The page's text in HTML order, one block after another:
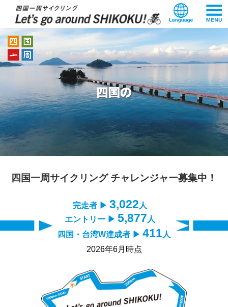
ス
キ
プ
四国一周サイクリング チャレンジャー募集中！
完走者 ▶ 3,022 人
エントリー ▶ 5,877 人
四国・台湾W達成者 ▶ 411人
2026年6月時点